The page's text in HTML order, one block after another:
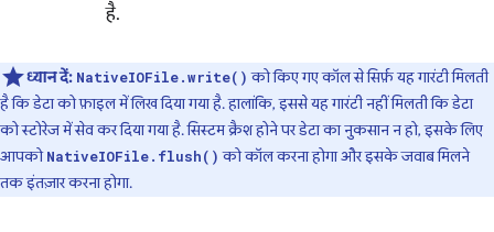
है.
ध्यान दें: NativeIOFile.write() को किए गए कॉल से सिर्फ़ यह गारंटी मिलती
है कि डेटा को फ़ाइल में लिख दिया गया है. हालांकि, इससे यह गारंटी नहीं मिलती कि डेटा
को स्टोरेज में सेव कर दिया गया है. सिस्टम क्रैश होने पर डेटा का नुकसान न हो, इसके लिए
आपकोNativeIOFile.flush() को कॉल करना होगा और इसके जवाब मिलने
तक इंतज़ार करना होगा.